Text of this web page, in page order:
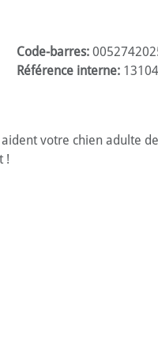
Code-barres:
Référence interne:
votre chien adulte
!